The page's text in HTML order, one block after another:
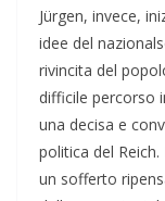
Jürgen, invece,
idee del
rivincita del
difficile percorso
una decisa e
politica del
un sofferto